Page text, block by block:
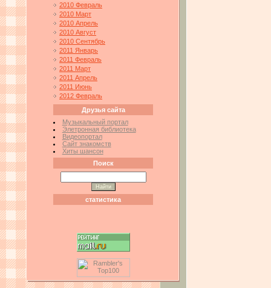
2010 Февраль
2010 Март
2010 Апрель
2010 Август
2010 Сентябрь
2011 Январь
2011 Февраль
2011 Март
2011 Апрель
2011 Июнь
2012 Февраль
Друзья сайта
Музыкальный портал
Элетронная библиотека
Видеопортал
Сайт знакомств
Хиты шансон
Поиск
статистика